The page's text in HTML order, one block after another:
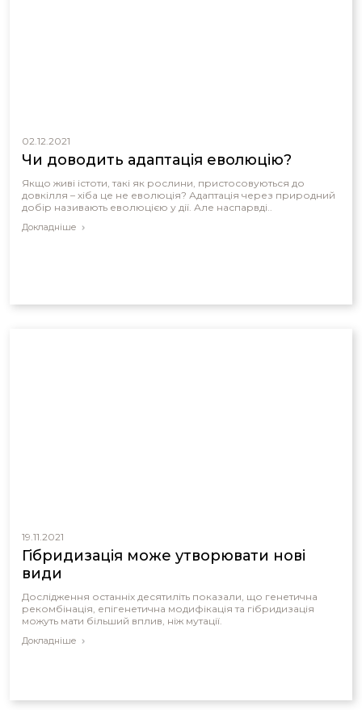
02.12.2021
Чи доводить адаптація еволюцію?
Якщо живі істоти, такі як рослини, пристосовуються до
довкілля – хіба це не еволюція? Адаптація через природний
добір називають еволюцією у дії. Але наспарвді..
Докладніше
19.11.2021
Гібридизація може утворювати нові
види
Дослідження останніх десятиліть показали, що генетична
рекомбінація, епігенетична модифікація та гібридизація
можуть мати більший вплив, ніж мутації.
Докладніше